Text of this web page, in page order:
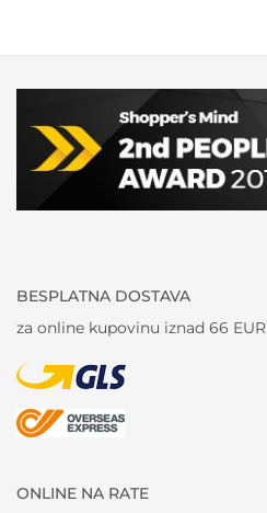
BESPLATNA DOSTAVA
za online kupovinu iznad 66 EUR
ONLINE NA RATE